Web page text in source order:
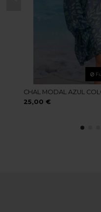
CHAL MODAL AZUL
25,00 €